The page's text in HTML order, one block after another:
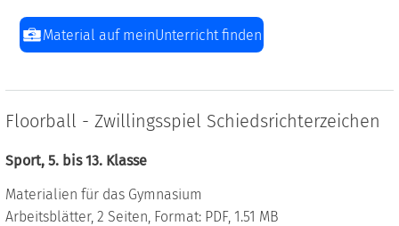
Material auf meinUnterricht finden
Floorball - Zwillingsspiel Schiedsrichterzeichen
Sport, 5. bis 13. Klasse
Materialien für das Gymnasium
Arbeitsblätter, 2 Seiten, Format: PDF, 1.51 MB